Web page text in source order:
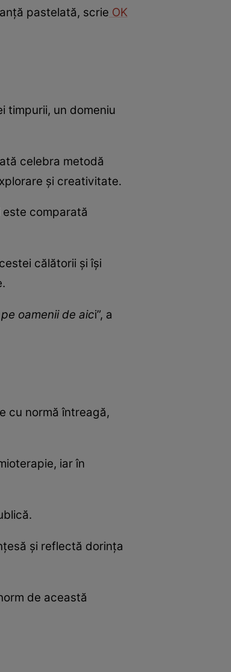
pastelată, scrie OK
timpurii, un domeniu
celebra metodă
și creativitate.
comparată
călătorii și își
oamenii de aici”, a
cu normă întreagă,
iar în
și reflectă dorința
de această